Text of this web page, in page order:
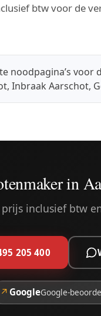
btw voor de
noodpagina’s voor
,Inbraak Aarschot,
in
inclusief btw
205 400
↗ GoogleGoogle-